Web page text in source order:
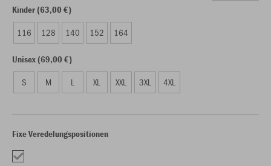
Kinder (63,00 €)
116 128 140 152 164
Unisex (69,00 €)
S M L XL XXL 3XL 4XL
Fixe Veredelungspositionen